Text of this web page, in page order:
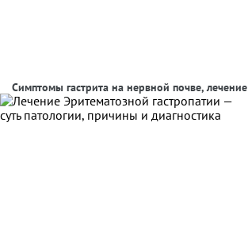
Симптомы гастрита на нервной почве, лечение